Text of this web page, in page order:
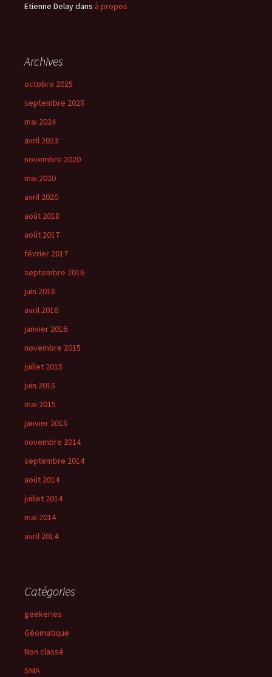
Etienne Delaydans à propos
Archives
octobre 2025
septembre 2025
mai 2024
avril 2023
novembre 2020
mai 2020
avril 2020
août 2018
août 2017
février 2017
septembre 2016
juin 2016
avril 2016
janvier 2016
novembre 2015
juillet 2015
juin 2015
mai 2015
janvier 2015
novembre 2014
septembre 2014
août 2014
juillet 2014
mai 2014
avril 2014
Catégories
geekeries
Géomatique
Non classé
SMA